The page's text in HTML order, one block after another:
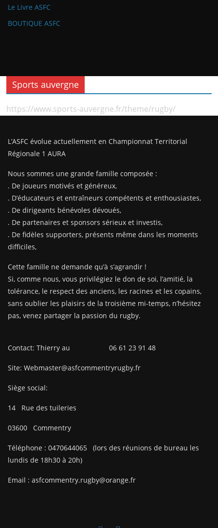
Le Livre ASFC
BOUTIQUE ASFC
Sports auvergne
https://www.sports-auvergne.fr/theme/rugby/
L’ASFC évolue actuellement en Championnat Territorial
Régionale 1 AURA
Nous sommes une grande famille composée :
. De joueurs motivés et généreux,
. D’éducateurs et entraîneurs compétents et enthousiastes,
. De dirigeants bénévoles dévoués,
. De partenaires et sponsors sérieux et investis,
. De fidèles supporters, présents même dans les moments
difficiles,
Cette famille ne demande qu’à s’agrandir !
Si, comme nous, vous privilégiez le don de soi, l’amitié, la
tolérance, le respect des anciens, les racines et les copains,
sans oublier les plaisirs de la troisième mi-temps, n’hésitez
pas, venez partager la passion du rugby.
Contact: Thierry au 06 61 23 91 48
Site: Webmaster@asfcommentryrugby.fr
Siège social:
14 Rue des tuileries
03600 Commentry
Téléphone : 0470644065
(lors des réunions de bureau les
lundis de 18h30 à 20h)
Email : asfcommentry.rugby@orange.fr